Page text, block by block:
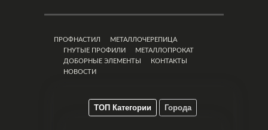
ПРОФНАСТИЛ
МЕТАЛЛОЧЕРЕПИЦА
ГНУТЫЕ ПРОФИЛИ
МЕТАЛЛОПРОКАТ
ДОБОРНЫЕ ЭЛЕМЕНТЫ
КОНТАКТЫ
НОВОСТИ
ТОП Категории Города